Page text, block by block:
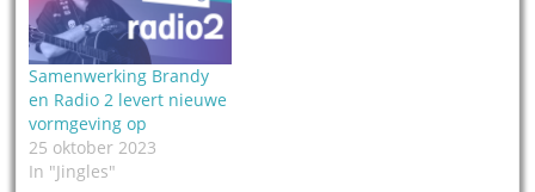
Samenwerking Brandy
en Radio 2 levert nieuwe
vormgeving op
25 oktober 2023
In "Jingles"